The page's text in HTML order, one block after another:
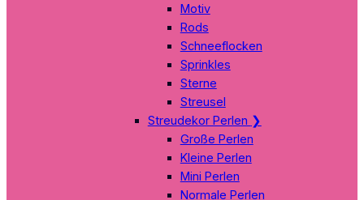
Motiv
Rods
Schneeflocken
Sprinkles
Sterne
Streusel
Streudekor Perlen ❯
Große Perlen
Kleine Perlen
Mini Perlen
Normale Perlen